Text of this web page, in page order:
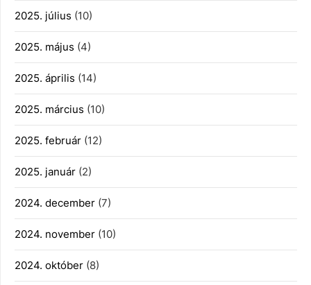
2025. július (10)
2025. május (4)
2025. április (14)
2025. március (10)
2025. február (12)
2025. január (2)
2024. december (7)
2024. november (10)
2024. október (8)